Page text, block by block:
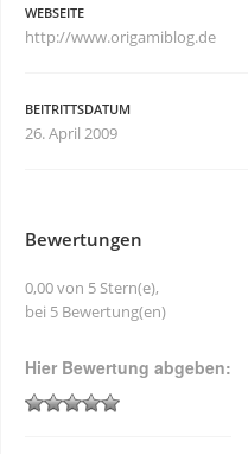
WEBSEITE
http://www.origamiblog.de
BEITRITTSDATUM
26. April 2009
Bewertungen
0,00 von 5 Stern(e),
bei 5 Bewertung(en)
Hier Bewertung abgeben: